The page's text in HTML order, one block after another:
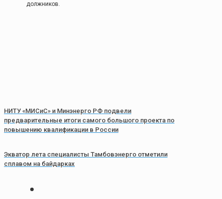
должников.
НИТУ «МИСиС» и Минэнерго РФ подвели
предварительные итоги самого большого проекта по
повышению квалификации в России
Экватор лета специалисты Тамбовэнерго отметили
сплавом на байдарках